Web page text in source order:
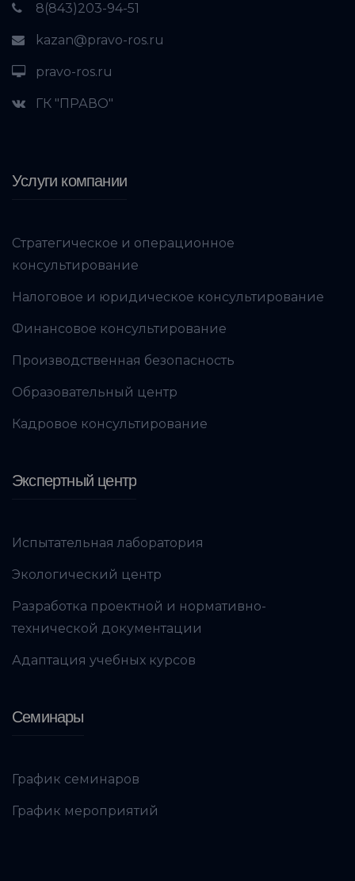
8(843)203-94-51
kazan@pravo-ros.ru
pravo-ros.ru
ГК "ПРАВО"
Услуги компании
Стратегическое и операционное
консультирование
Налоговое и юридическое консультирование
Финансовое консультирование
Производственная безопасность
Образовательный центр
Кадровое консультирование
Экспертный центр
Испытательная лаборатория
Экологический центр
Разработка проектной и нормативно-
технической документации
Адаптация учебных курсов
Семинары
График семинаров
График мероприятий